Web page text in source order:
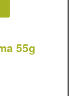
55g